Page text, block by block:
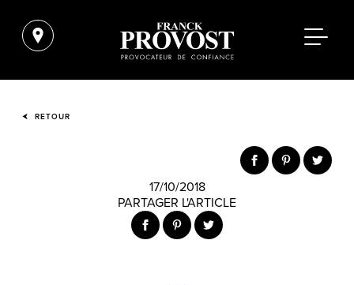
RETOUR
17/10/2018
PARTAGER L'ARTICLE